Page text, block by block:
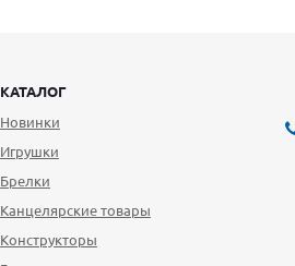
КАТАЛОГ
Новинки
Игрушки
Брелки
Канцелярские товары
Конструкторы